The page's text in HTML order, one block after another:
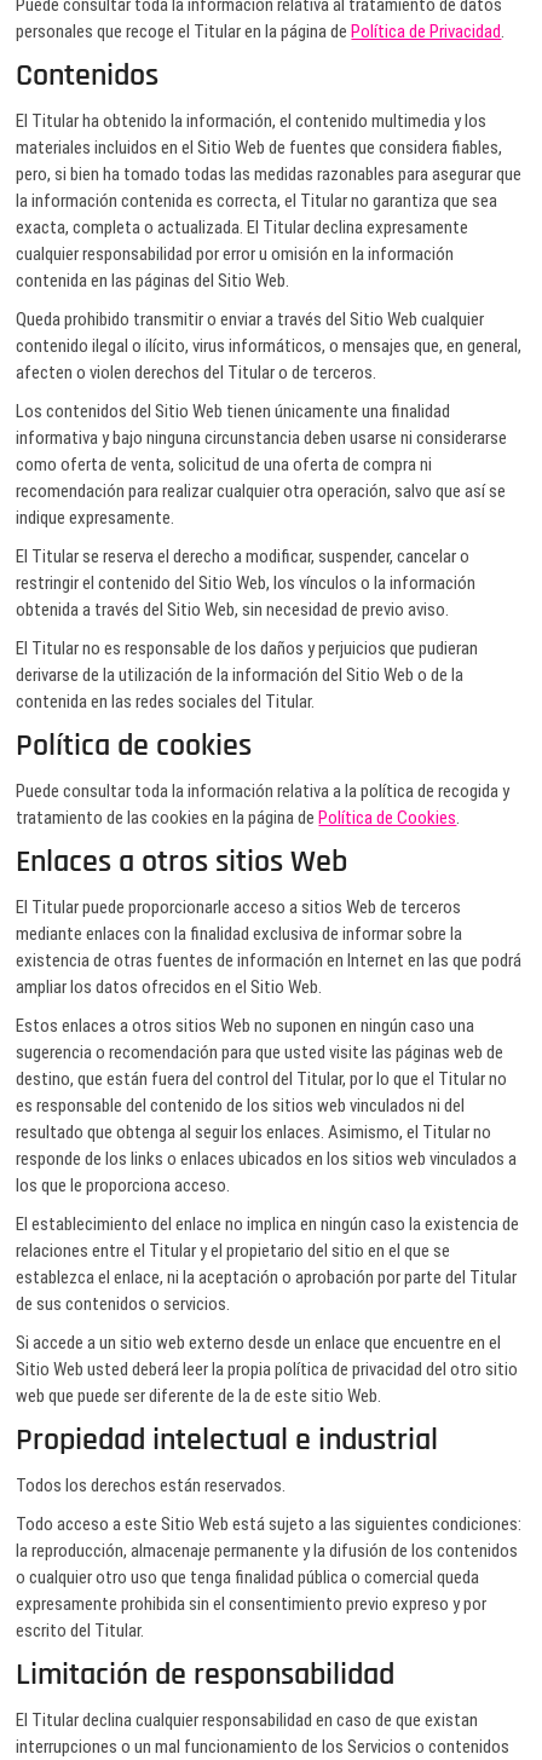
Puede consultar toda la información relativa al tratamiento de datos
personales que recoge el Titular en la página dePolítica de Privacidad.
Contenidos
El Titular ha obtenido la información, el contenido multimedia y los
materiales incluidos en el Sitio Web de fuentes que considera fiables,
pero, si bien ha tomado todas las medidas razonables para asegurar que
la información contenida es correcta, el Titular no garantiza que sea
exacta, completa o actualizada. El Titular declina expresamente
cualquier responsabilidad por error u omisión en la información
contenida en las páginas del Sitio Web.
Queda prohibido transmitir o enviar a través del Sitio Web cualquier
contenido ilegal o ilícito, virus informáticos, o mensajes que, en general,
afecten o violen derechos del Titular o de terceros.
Los contenidos del Sitio Web tienen únicamente una finalidad
informativa y bajo ninguna circunstancia deben usarse ni considerarse
como oferta de venta, solicitud de una oferta de compra ni
recomendación para realizar cualquier otra operación, salvo que así se
indique expresamente.
El Titular se reserva el derecho a modificar, suspender, cancelar o
restringir el contenido del Sitio Web, los vínculos o la información
obtenida a través del Sitio Web, sin necesidad de previo aviso.
El Titular no es responsable de los daños y perjuicios que pudieran
derivarse de la utilización de la información del Sitio Web o de la
contenida en las redes sociales del Titular.
Política de cookies
Puede consultar toda la información relativa a la política de recogida y
tratamiento de las cookies en la página dePolítica de Cookies.
Enlaces a otros sitios Web
El Titular puede proporcionarle acceso a sitios Web de terceros
mediante enlaces con la finalidad exclusiva de informar sobre la
existencia de otras fuentes de información en Internet en las que podrá
ampliar los datos ofrecidos en el Sitio Web.
Estos enlaces a otros sitios Web no suponen en ningún caso una
sugerencia o recomendación para que usted visite las páginas web de
destino, que están fuera del control del Titular, por lo que el Titular no
es responsable del contenido de los sitios web vinculados ni del
resultado que obtenga al seguir los enlaces. Asimismo, el Titular no
responde de los links o enlaces ubicados en los sitios web vinculados a
los que le proporciona acceso.
El establecimiento del enlace no implica en ningún caso la existencia de
relaciones entre el Titular y el propietario del sitio en el que se
establezca el enlace, ni la aceptación o aprobación por parte del Titular
de sus contenidos o servicios.
Si accede a un sitio web externo desde un enlace que encuentre en el
Sitio Web usted deberá leer la propia política de privacidad del otro sitio
web que puede ser diferente de la de este sitio Web.
Propiedad intelectual e industrial
Todos los derechos están reservados.
Todo acceso a este Sitio Web está sujeto a las siguientes condiciones:
la reproducción, almacenaje permanente y la difusión de los contenidos
o cualquier otro uso que tenga finalidad pública o comercial queda
expresamente prohibida sin el consentimiento previo expreso y por
escrito del Titular.
Limitación de responsabilidad
El Titular declina cualquier responsabilidad en caso de que existan
interrupciones o un mal funcionamiento de los Servicios o contenidos